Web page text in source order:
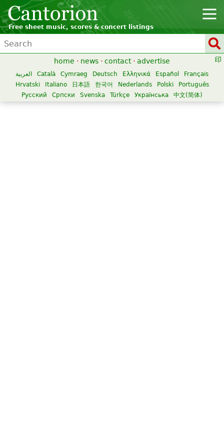
Free sheet music, scores & concert listings
home · news · contact · advertise
العربية Català Cymraeg Deutsch Ελληνικά Español
Français
Hrvatski
Italiano 日本語 한국어 Nederlands Polski
Português
Русский
Српски Svenska Türkçe Українська 中文(简体)